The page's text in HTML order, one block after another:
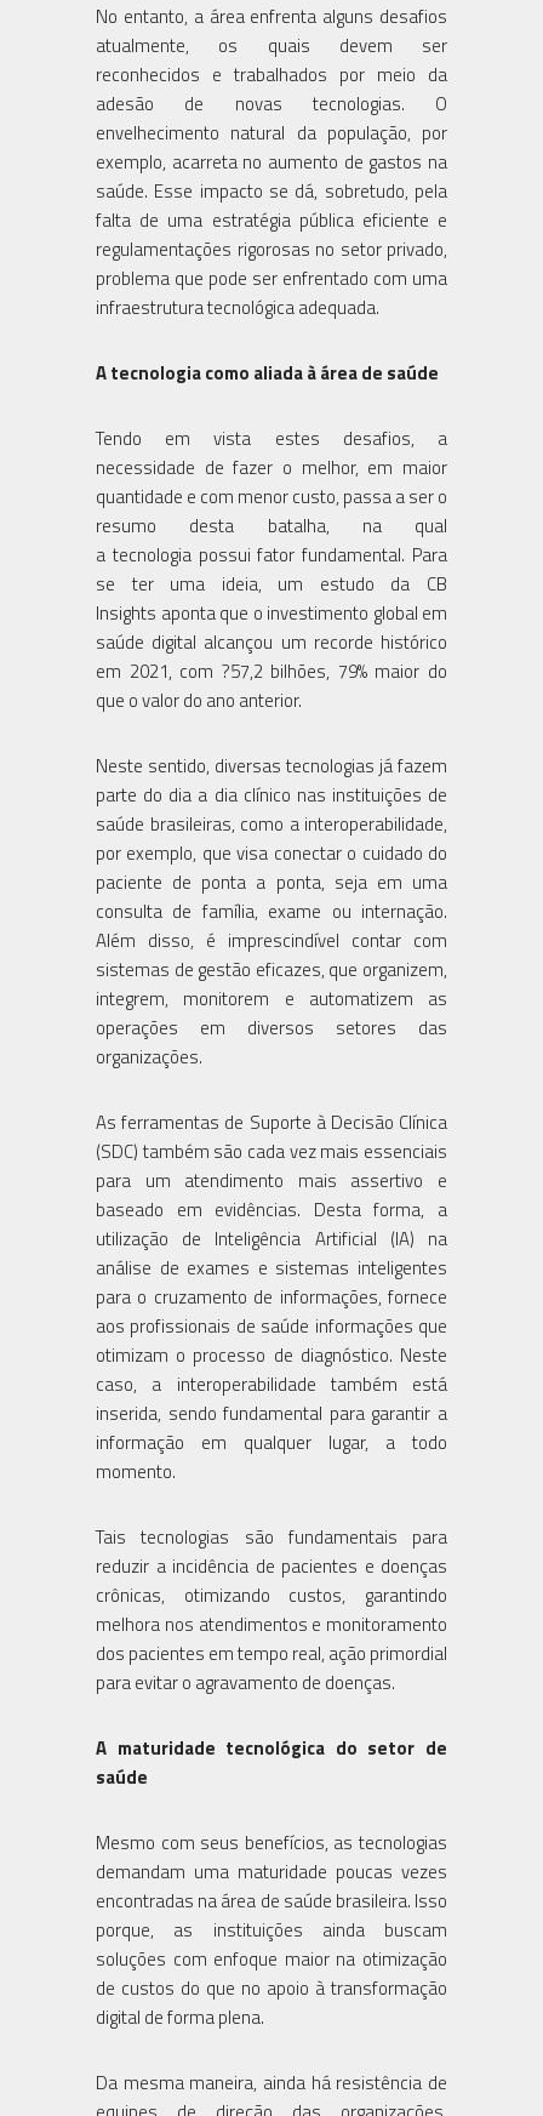
No entanto, a área enfrenta alguns desafios
atualmente, os quais devem ser
reconhecidos e trabalhados por meio da
adesão de novas tecnologias. O
envelhecimento natural da população, por
exemplo, acarreta no aumento de gastos na
saúde. Esse impacto se dá, sobretudo, pela
falta de uma estratégia pública eficiente e
regulamentações rigorosas no setor privado,
problema que pode ser enfrentado com uma
infraestrutura tecnológica adequada.
A tecnologia como aliada à área de saúde
Tendo em vista estes desafios, a
necessidade de fazer o melhor, em maior
quantidade e com menor custo, passa a ser o
resumo desta batalha, na qual
a tecnologia possui fator fundamental. Para
se ter uma ideia, um estudo da CB
Insights aponta que o investimento global em
saúde digital alcançou um recorde histórico
em 2021, com ?57,2 bilhões, 79% maior do
que o valor do ano anterior.
Neste sentido, diversas tecnologias já fazem
parte do dia a dia clínico nas instituições de
saúde brasileiras, como a interoperabilidade,
por exemplo, que visa conectar o cuidado do
paciente de ponta a ponta, seja em uma
consulta de família, exame ou internação.
Além disso, é imprescindível contar com
sistemas de gestão eficazes, que organizem,
integrem, monitorem e automatizem as
operações em diversos setores das
organizações.
As ferramentas de Suporte à Decisão Clínica
(SDC) também são cada vez mais essenciais
para um atendimento mais assertivo e
baseado em evidências. Desta forma, a
utilização de Inteligência Artificial (IA) na
análise de exames e sistemas inteligentes
para o cruzamento de informações, fornece
aos profissionais de saúde informações que
otimizam o processo de diagnóstico. Neste
caso, a interoperabilidade também está
inserida, sendo fundamental para garantir a
informação em qualquer lugar, a todo
momento.
Tais tecnologias são fundamentais para
reduzir a incidência de pacientes e doenças
crônicas, otimizando custos, garantindo
melhora nos atendimentos e monitoramento
dos pacientes em tempo real, ação primordial
para evitar o agravamento de doenças.
A maturidade tecnológica do setor de
saúde
Mesmo com seus benefícios, as tecnologias
demandam uma maturidade poucas vezes
encontradas na área de saúde brasileira. Isso
porque, as instituições ainda buscam
soluções com enfoque maior na otimização
de custos do que no apoio à transformação
digital de forma plena.
Da mesma maneira, ainda há resistência de